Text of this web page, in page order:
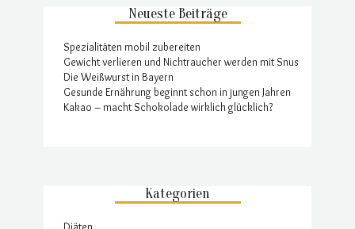
Neueste Beiträge
Spezialitäten mobil zubereiten
Gewicht verlieren und Nichtraucher werden mit Snus
Die Weißwurst in Bayern
Gesunde Ernährung beginnt schon in jungen Jahren
Kakao – macht Schokolade wirklich glücklich?
Kategorien